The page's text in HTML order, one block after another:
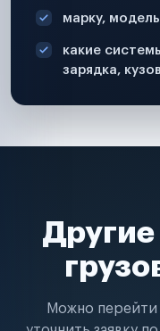
марку,
какие
зарядка, кузов
Можно перейти